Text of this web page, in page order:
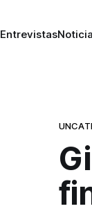
Entrevistas